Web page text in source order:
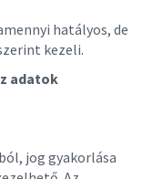
hatályos, de
kezeli.
adatok
jog gyakorlása